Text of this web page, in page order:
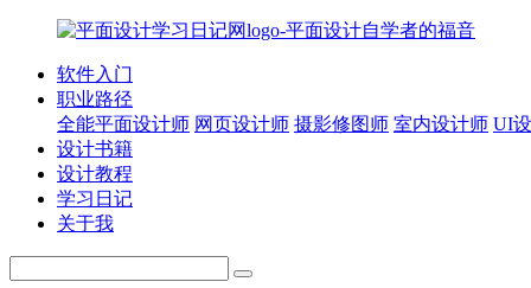
软件入门
职业路径
全能平面设计师 网页设计师 摄影修图师 室内设计师 UI
设计书籍
设计教程
学习日记
关于我